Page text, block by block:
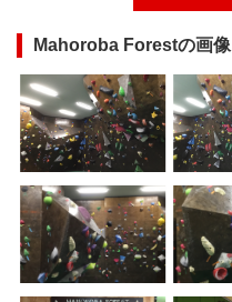
Mahoroba Forestの画像